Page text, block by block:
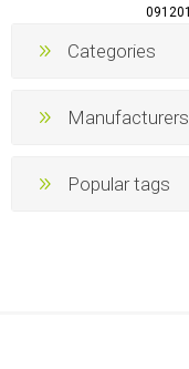
Categories
Manufacturers
Popular tags